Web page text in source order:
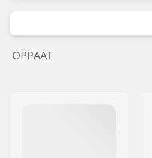
OPPAAT